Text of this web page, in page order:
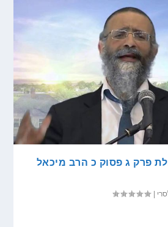
פרק ג פסוק כ הרב מיכאל
|